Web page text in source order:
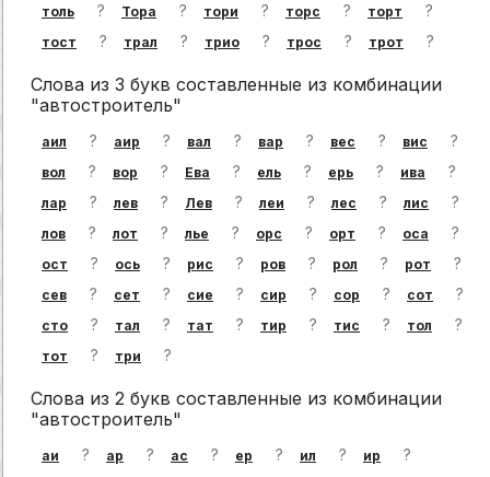
толь ? Тора ? тори ? торс ? торт ?
тост ? трал ? трио ? трос ? трот ?
Слова из 3 букв составленные из комбинации
"автостроитель"
аил ? аир ? вал ? вар ? вес ? вис ?
вол ? вор ? Ева ? ель ? ерь ? ива ?
лар ? лев ? Лев ? леи ? лес ? лис ?
лов ? лот ? лье ? орс ? орт ? оса ?
ост ? ось ? рис ? ров ? рол ? рот ?
сев ? сет ? сие ? сир ? сор ? сот ?
сто ? тал ? тат ? тир ? тис ? тол ?
тот ? три ?
Слова из 2 букв составленные из комбинации
"автостроитель"
аи ? ар ? ас ? ер ? ил ? ир
?